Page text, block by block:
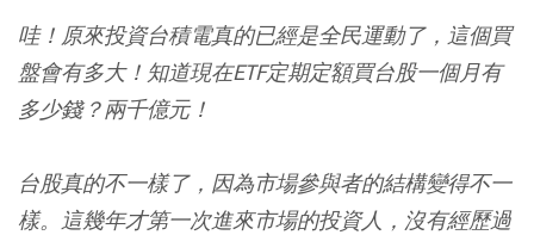
哇！原來投資台積電真的已經是全民運動了，這個買
盤會有多大！知道現在ETF定期定額買台股一個月有
多少錢？兩千億元！
台股真的不一樣了，因為市場參與者的結構變得不一
樣。這幾年才第一次進來市場的投資人，沒有經歷過